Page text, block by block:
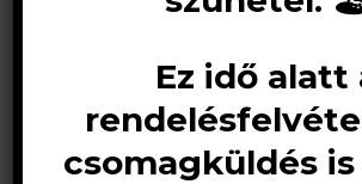
Ez idő alatt
csomagküldés